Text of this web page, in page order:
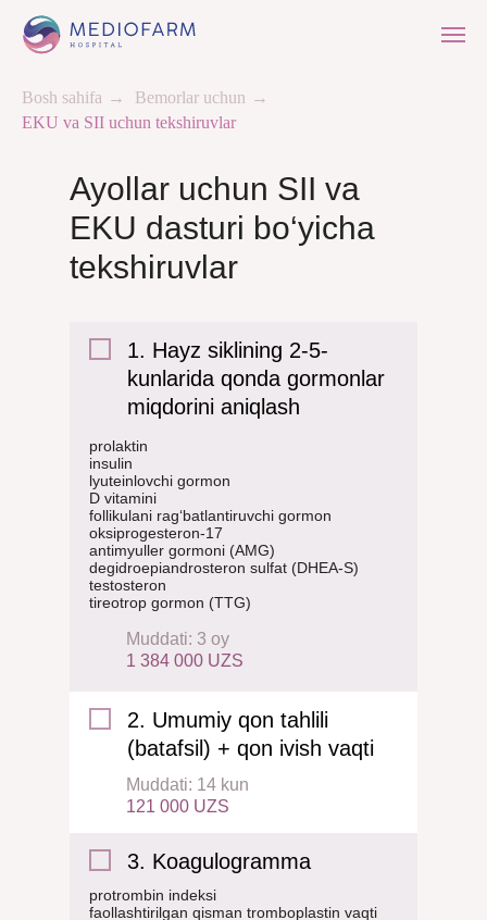
Bosh sahifa → Bemorlar uchun →
EKU va SII uchun tekshiruvlar
Ayollar uchun SII va
EKU dasturi bo‘yicha
tekshiruvlar
Muddati: 3 oy
1 384 000 UZS
prolaktin
insulin
lyuteinlovchi gormon
D vitamini
follikulani rag‘batlantiruvchi gormon
oksiprogesteron-17
antimyuller gormoni (AMG)
degidroepiandrosteron sulfat (DHEA-S)
testosteron
tireotrop gormon (TTG)
1. Hayz siklining 2-5-
kunlarida qonda gormonlar
miqdorini aniqlash
Muddati: 14 kun
121 000 UZS
2. Umumiy qon tahlili
(batafsil) + qon ivish vaqti
protrombin indeksi
faollashtirilgan qisman tromboplastin vaqti
3. Koagulogramma